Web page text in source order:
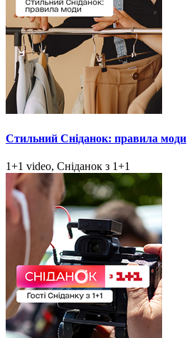
Стильний Сніданок: правила моди
1+1 video, Сніданок з 1+1